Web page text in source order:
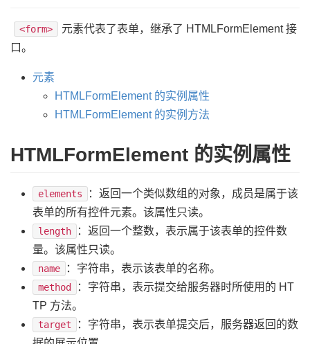
<form>
元素代表了表单，继承了 HTMLFormElement 接
口。
元素
HTMLFormElement 的实例属性
HTMLFormElement 的实例方法
HTMLFormElement 的实例属性
elements
：返回一个类似数组的对象，成员是属于该
表单的所有控件元素。该属性只读。
length
：返回一个整数，表示属于该表单的控件数
量。该属性只读。
name ：字符串，表示该表单的名称。
method
：字符串，表示提交给服务器时所使用的 HT
TP 方法。
target
：字符串，表示表单提交后，服务器返回的数